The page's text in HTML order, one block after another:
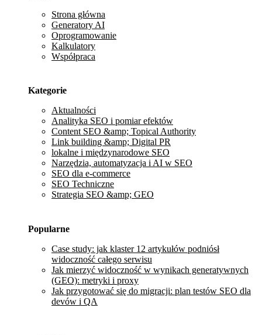
Strona główna
Generatory AI
Oprogramowanie
Kalkulatory
Współpraca
Kategorie
Aktualności
Analityka SEO i pomiar efektów
Content SEO &amp; Topical Authority
Link building &amp; Digital PR
lokalne i międzynarodowe SEO
Narzędzia, automatyzacja i AI w SEO
SEO dla e-commerce
SEO Techniczne
Strategia SEO &amp; GEO
Popularne
Case study: jak klaster 12 artykułów podniósł
widoczność całego serwisu
Jak mierzyć widoczność w wynikach generatywnych
(GEO): metryki i proxy
Jak przygotować się do migracji: plan testów SEO dla
devów i QA